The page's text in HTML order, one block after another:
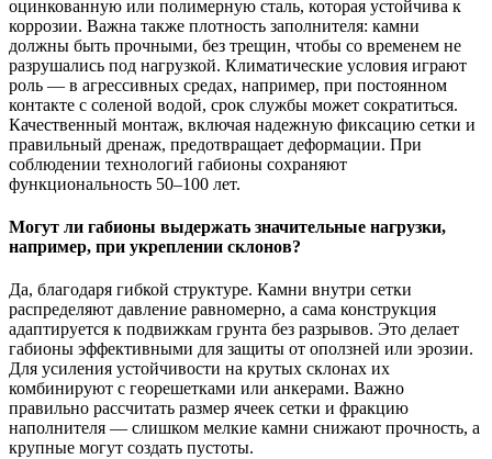
оцинкованную или полимерную сталь, которая устойчива к
коррозии. Важна также плотность заполнителя: камни
должны быть прочными, без трещин, чтобы со временем не
разрушались под нагрузкой. Климатические условия играют
роль — в агрессивных средах, например, при постоянном
контакте с соленой водой, срок службы может сократиться.
Качественный монтаж, включая надежную фиксацию сетки и
правильный дренаж, предотвращает деформации. При
соблюдении технологий габионы сохраняют
функциональность 50–100 лет.
Могут ли габионы выдержать значительные нагрузки,
например, при укреплении склонов?
Да, благодаря гибкой структуре. Камни внутри сетки
распределяют давление равномерно, а сама конструкция
адаптируется к подвижкам грунта без разрывов. Это делает
габионы эффективными для защиты от оползней или эрозии.
Для усиления устойчивости на крутых склонах их
комбинируют с георешетками или анкерами. Важно
правильно рассчитать размер ячеек сетки и фракцию
наполнителя — слишком мелкие камни снижают прочность, а
крупные могут создать пустоты.